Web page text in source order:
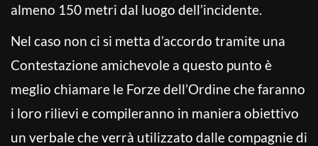
almeno 150 metri dal luogo dell’incidente.
Nel caso non ci si metta d’accordo tramite una
Contestazione amichevole a questo punto è
meglio chiamare le Forze dell’Ordine che faranno
i loro rilievi e compileranno in maniera obiettivo
un verbale che verrà utilizzato dalle compagnie di